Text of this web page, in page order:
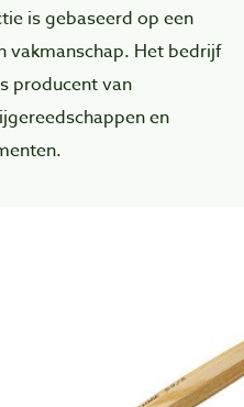
is gebaseerd op een
vakmanschap. Het bedrijf
producent van
en